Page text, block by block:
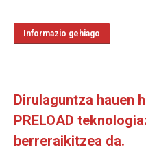
Informazio gehiago
Dirulaguntza hauen
PRELOAD
berreraikitzea da.